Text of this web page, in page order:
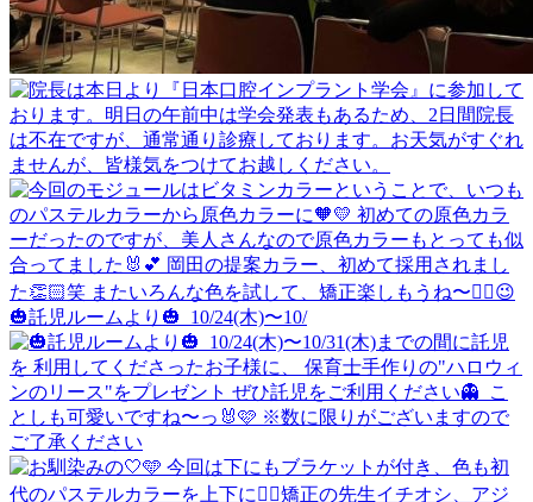
🎃託児ルームより🎃 ⁡ 10/24(木)〜10/